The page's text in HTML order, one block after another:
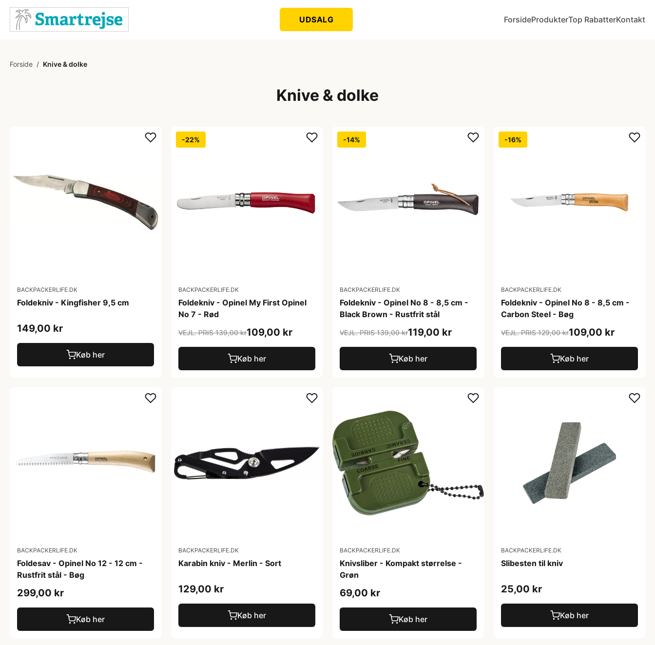
UDSALG ForsideProdukterTop RabatterKontakt
Forside / Knive & dolke
Knive & dolke
BACKPACKERLIFE.DK
Foldekniv - Kingfisher 9,5 cm
149,00 kr
Køb her
-22%
BACKPACKERLIFE.DK
Foldekniv - Opinel My First Opinel
No 7 - Rød
VEJL. PRIS 139,00 kr109,00 kr
Køb her
-14%
BACKPACKERLIFE.DK
Foldekniv - Opinel No 8 - 8,5 cm -
Black Brown - Rustfrit stål
VEJL. PRIS 139,00 kr119,00 kr
Køb her
-16%
BACKPACKERLIFE.DK
Foldekniv - Opinel No 8 - 8,5 cm -
Carbon Steel - Bøg
VEJL. PRIS 129,00 kr109,00 kr
Køb her
BACKPACKERLIFE.DK
Foldesav - Opinel No 12 - 12 cm -
Rustfrit stål - Bøg
299,00 kr
Køb her
BACKPACKERLIFE.DK
Karabin kniv - Merlin - Sort
129,00 kr
Køb her
BACKPACKERLIFE.DK
Knivsliber - Kompakt størrelse -
Grøn
69,00 kr
Køb her
BACKPACKERLIFE.DK
Slibesten til kniv
25,00 kr
Køb her